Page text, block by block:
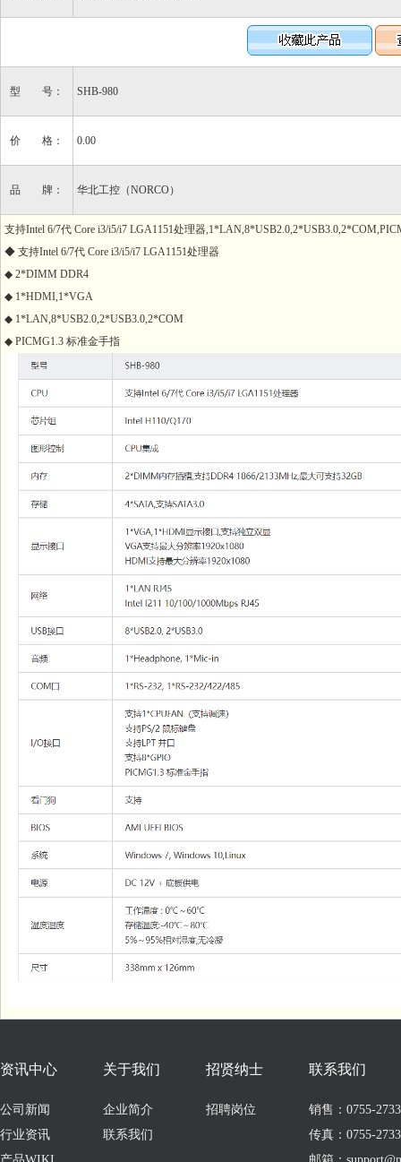
型 号： SHB-980
价 格： 0.00
品 牌： 华北工控（NORCO）
支持Intel 6/7代 Core i3/i5/i7 LGA1151处理器
◆ 支持Intel 6/7代 Core i3/i5/i7 LGA1151处理器
◆ 2*DIMM DDR4
◆ 1*HDMI,1*VGA
◆ 1*LAN,8*USB2.0,2*USB3.0,2*COM
◆ PICMG1.3 标准金手指
资讯中心
公司新闻
行业资讯
关于我们
企业简介
联系我们
招贤纳士
招聘岗位
联系我们
销售：0755-
传真：0755-